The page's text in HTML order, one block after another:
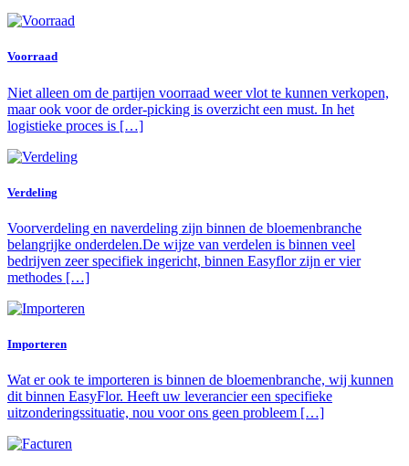
Voorraad
Niet alleen om de partijen voorraad weer vlot te kunnen verkopen,
maar ook voor de order-picking is overzicht een must. In het
logistieke proces is […]
Verdeling
Voorverdeling en naverdeling zijn binnen de bloemenbranche
belangrijke onderdelen.De wijze van verdelen is binnen veel
bedrijven zeer specifiek ingericht, binnen Easyflor zijn er vier
methodes […]
Importeren
Wat er ook te importeren is binnen de bloemenbranche, wij kunnen
dit binnen EasyFlor. Heeft uw leverancier een specifieke
uitzonderingssituatie, nou voor ons geen probleem […]